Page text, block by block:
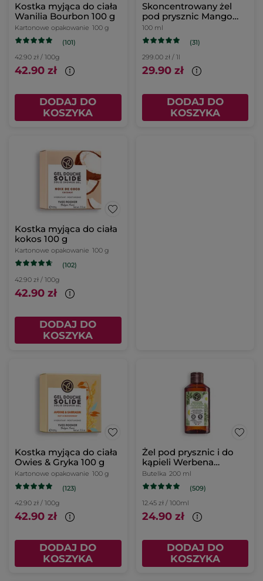
Kostka myjąca do ciała
Wanilia Bourbon 100 g
Kartonowe opakowanie 100 g
(101)
42.90 zł / 100g
42.90 zł
DODAJ DO
KOSZYKA
Skoncentrowany żel
pod prysznic Mango
100 ml
100 ml
(31)
299.00 zł / 1l
29.90 zł
DODAJ DO
KOSZYKA
Kostka myjąca do ciała
kokos 100 g
Kartonowe opakowanie 100 g
(102)
42.90 zł / 100g
42.90 zł
DODAJ DO
KOSZYKA
Kostka myjąca do ciała
Owies & Gryka 100 g
Kartonowe opakowanie 100 g
(123)
42.90 zł / 100g
42.90 zł
DODAJ DO
KOSZYKA
Żel pod prysznic i do
kąpieli Werbena
cytrynowa & Kwiat
rumianku 200 ml
Butelka 200 ml
(509)
12.45 zł / 100ml
24.90 zł
DODAJ DO
KOSZYKA